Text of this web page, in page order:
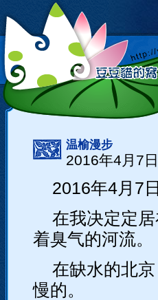
温榆漫步
2016年4月7日
2016年4月7
在我决定定
着臭气的河流。
在缺水的北
慢的。